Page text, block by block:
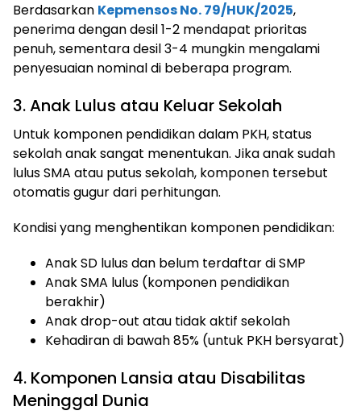
Berdasarkan Kepmensos No. 79/HUK/2025,
penerima dengan desil 1-2 mendapat prioritas
penuh, sementara desil 3-4 mungkin mengalami
penyesuaian nominal di beberapa program.
3. Anak Lulus atau Keluar Sekolah
Untuk komponen pendidikan dalam PKH, status
sekolah anak sangat menentukan. Jika anak sudah
lulus SMA atau putus sekolah, komponen tersebut
otomatis gugur dari perhitungan.
Kondisi yang menghentikan komponen pendidikan:
Anak SD lulus dan belum terdaftar di SMP
Anak SMA lulus (komponen pendidikan
berakhir)
Anak drop-out atau tidak aktif sekolah
Kehadiran di bawah 85% (untuk PKH bersyarat)
4. Komponen Lansia atau Disabilitas
Meninggal Dunia